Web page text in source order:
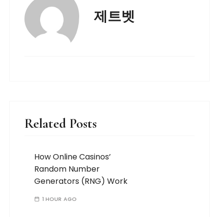
제트벳
Related Posts
How Online Casinos’
Random Number
Generators (RNG) Work
1 HOUR AGO